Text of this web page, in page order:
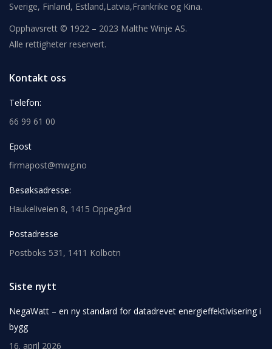
Sverige, Finland, Estland,Latvia,Frankrike og Kina.
Opphavsrett © 1922 – 2023 Malthe Winje AS.
Alle rettigheter reservert.
Kontakt oss
Telefon:
66 99 61 00
Epost
firmapost@mwg.no
Besøksadresse:
Haukeliveien 8, 1415 Oppegård
Postadresse
Postboks 531, 1411 Kolbotn
Siste nytt
NegaWatt – en ny standard for datadrevet energieffektivisering i
bygg
16. april 2026